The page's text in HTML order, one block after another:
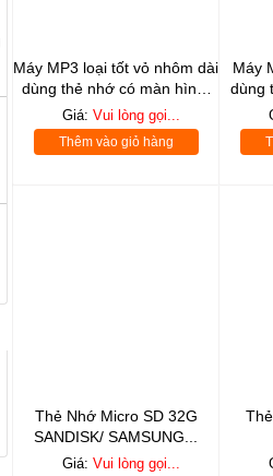
Máy MP3 loại tốt vỏ nhôm dài
dùng thẻ nhớ có màn hình,
loa ngoài
Giá:Vui lòng gọi...
Thêm vào giỏ hàng
Máy
dùng
Thẻ Nhớ Micro SD 32G
SANDISK/ SAMSUNG...
Giá:Vui lòng gọi...